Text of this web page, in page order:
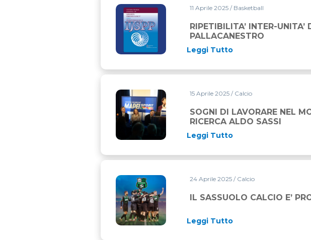
RIPETIBILITA’ INTER-UNITA’ DEI SENSORI
11 Aprile 2025 / Basketball
RIPETIBILITA’ INTER-
PALLACANESTRO
Leggi Tutto
SOGNI DI LAVORARE NEL MONDO DELLO SPORT?
15 Aprile 2025 / Calcio
SOGNI DI LAVORARE NEL
RICERCA ALDO SASSI
Leggi Tutto
IL SASSUOLO CALCIO E’ PROMOSSO IN SERIE A
24 Aprile 2025 / Calcio
IL SASSUOLO CALCIO E’
Leggi Tutto